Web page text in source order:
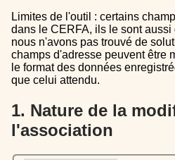
Limites de l'outil : certains champs sont un peu décalé
dans le CERFA, ils le sont
nous n'avons pas trouvé de
champs d'adresse peuvent être
le format des données
que celui attendu.
1. Nature de la modification de
l'association